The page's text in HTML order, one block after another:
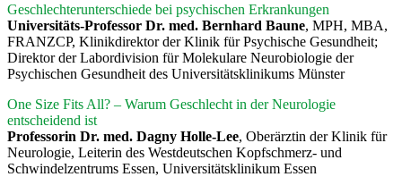
Geschlechterunterschiede bei psychischen Erkrankungen
Universitäts-Professor Dr. med. Bernhard Baune, MPH, MBA,
FRANZCP, Klinikdirektor der Klinik für Psychische Gesundheit;
Direktor der Labordivision für Molekulare Neurobiologie der
Psychischen Gesundheit des Universitätsklinikums Münster
One Size Fits All? – Warum Geschlecht in der Neurologie
entscheidend ist
Professorin Dr. med. Dagny Holle-Lee, Oberärztin der Klinik für
Neurologie, Leiterin des Westdeutschen Kopfschmerz- und
Schwindelzentrums Essen, Universitätsklinikum Essen